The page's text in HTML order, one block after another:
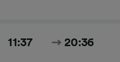
11:37 20:36